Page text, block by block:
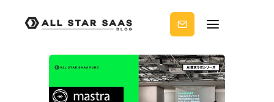
ノウ
ハウ
を受
りま
せん
か？